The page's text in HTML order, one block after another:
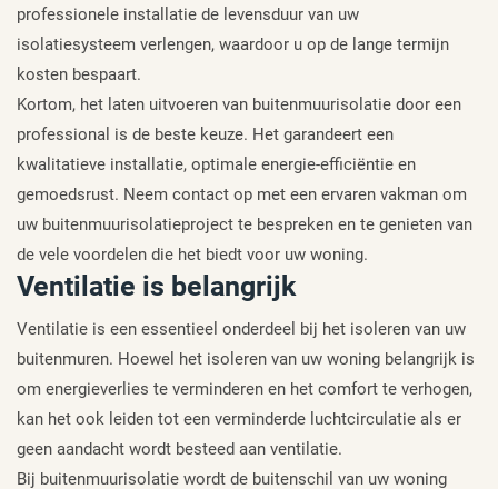
professionele installatie de levensduur van uw
isolatiesysteem verlengen, waardoor u op de lange termijn
kosten bespaart.
Kortom, het laten uitvoeren van buitenmuurisolatie door een
professional is de beste keuze. Het garandeert een
kwalitatieve installatie, optimale energie-efficiëntie en
gemoedsrust. Neem contact op met een ervaren vakman om
uw buitenmuurisolatieproject te bespreken en te genieten van
de vele voordelen die het biedt voor uw woning.
Ventilatie is belangrijk
Ventilatie is een essentieel onderdeel bij het isoleren van uw
buitenmuren. Hoewel het isoleren van uw woning belangrijk is
om energieverlies te verminderen en het comfort te verhogen,
kan het ook leiden tot een verminderde luchtcirculatie als er
geen aandacht wordt besteed aan ventilatie.
Bij buitenmuurisolatie wordt de buitenschil van uw woning